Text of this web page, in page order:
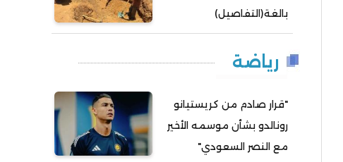
بالغة(التفاصيل)
رياضة
"قرار صادم من كريستيانو
رونالدو بشأن موسمه الأخير
مع النصر السعودي"